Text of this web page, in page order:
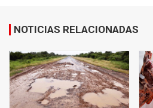
NOTICIAS RELACIONADAS